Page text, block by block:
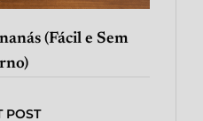
(Fácil e Sem
POST